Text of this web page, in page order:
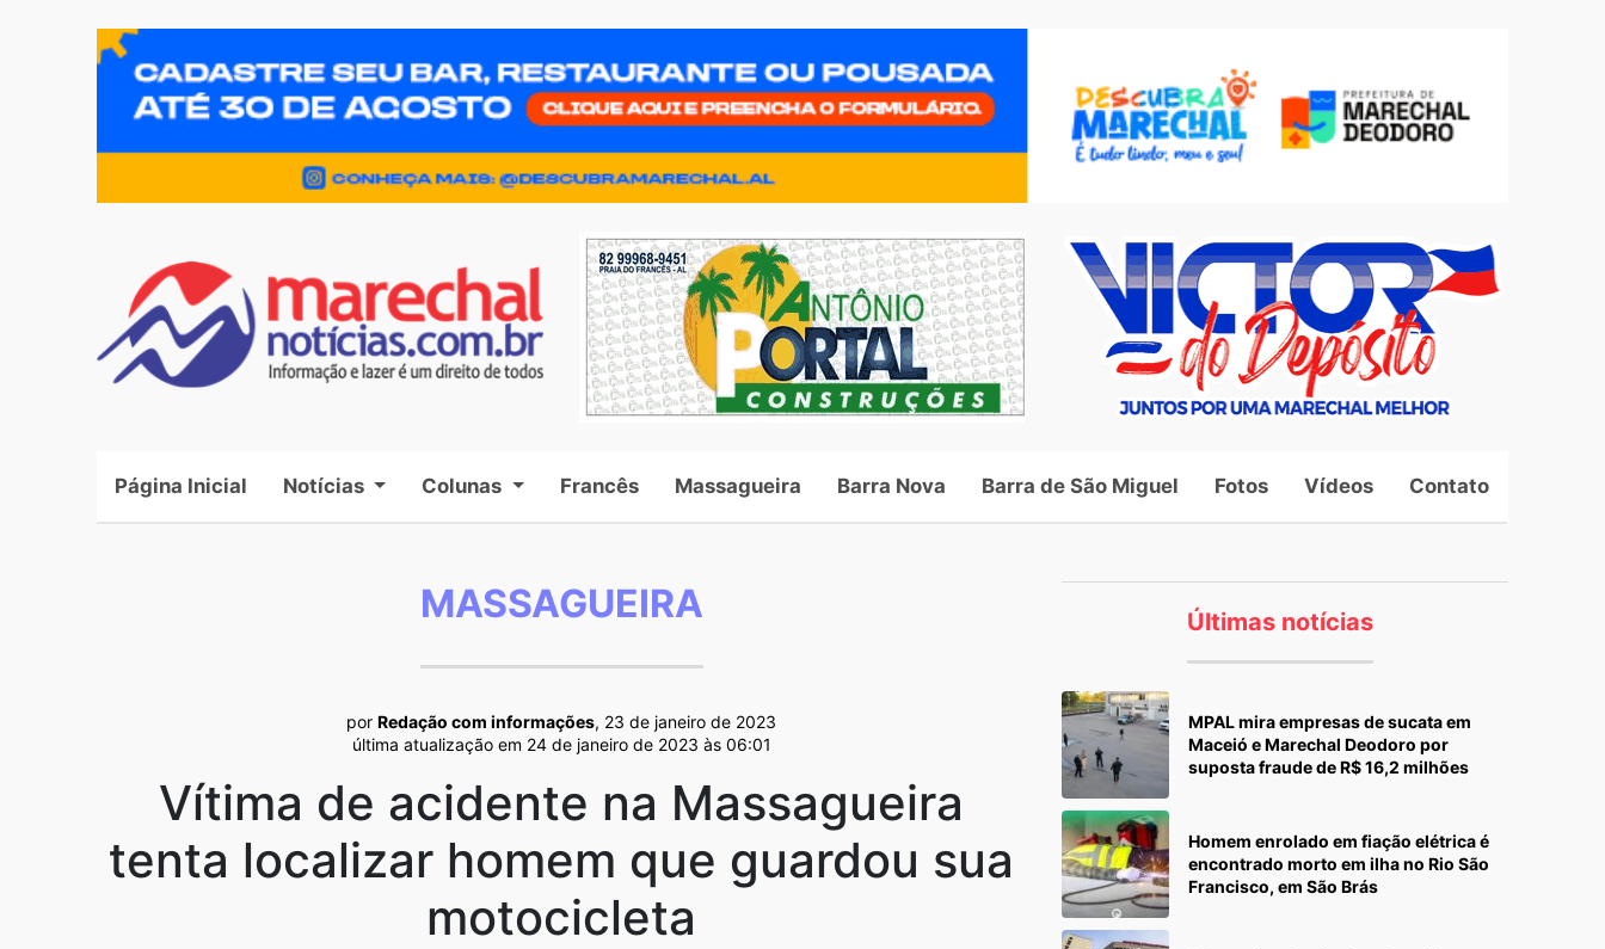
Página Inicial (current)
Notícias Colunas Francês Massagueira Barra Nova Barra de São Miguel Fotos Vídeos Contato
MASSAGUEIRA
por Redação com informações, 23 de janeiro de 2023
última atualização em 24 de janeiro de 2023 às 06:01
Vítima de acidente na Massagueira
tenta localizar homem que guardou sua
motocicleta
Últimas notícias
MPAL mira empresas de sucata em
Maceió e Marechal Deodoro por
suposta fraude de R$ 16,2 milhões
Homem enrolado em fiação elétrica é
encontrado morto em ilha no Rio São
Francisco, em São Brás